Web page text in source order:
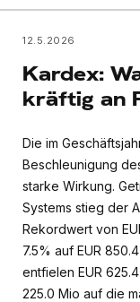
12.5.2026
Kardex:
kräftig an
Die im
Beschleunigung
starke Wirkung.
Systems stieg der
Rekordwert von
7.5% auf EUR
entfielen EUR
225.0 Mio auf die